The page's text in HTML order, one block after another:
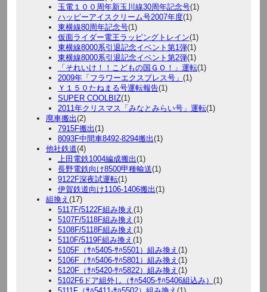
玉電１００周年新玉川線30周年記念号(1)
ハッピーアイスクリーム号2007年度(1)
東横線80周年記念号(1)
仮面ライダー電王ラッピングトレイン(1)
東横線8000系引退記念イベント第1弾(1)
東横線8000系引退記念イベント第2弾(1)
「それいけ！！こどもの国ＧＯ！」運転(1)
2009年「フラワーエクスプレス号」 (1)
Ｙ１５０たねまる号運転報告(1)
SUPER COOLBIZ(1)
2011年クリスマス「みなとみらい号」運転(1)
廃車搬出(2)
7915F搬出(1)
8093F中間車8492-8294搬出(1)
他社鉄道(4)
上田電鉄1004編成搬出(1)
長野電鉄向け8500甲種輸送(1)
9122F深夜試運転(1)
伊賀鉄道向け1106-1406搬出(1)
組換え (17)
5117F/5122F組み換え (1)
5107F/5118F組み換え (1)
5108F/5118F組み換え (1)
5110F/5119F組み換え (1)
5105F（ｻﾊ5405-ｻﾊ5501）組み換え (1)
5106F（ｻﾊ5406-ｻﾊ5801）組み換え (1)
5120F（ｻﾊ5420-ｻﾊ5822）組み換え (1)
5102F6ドア組外し（ｻﾊ5405-ｻﾊ5406組込み） (1)